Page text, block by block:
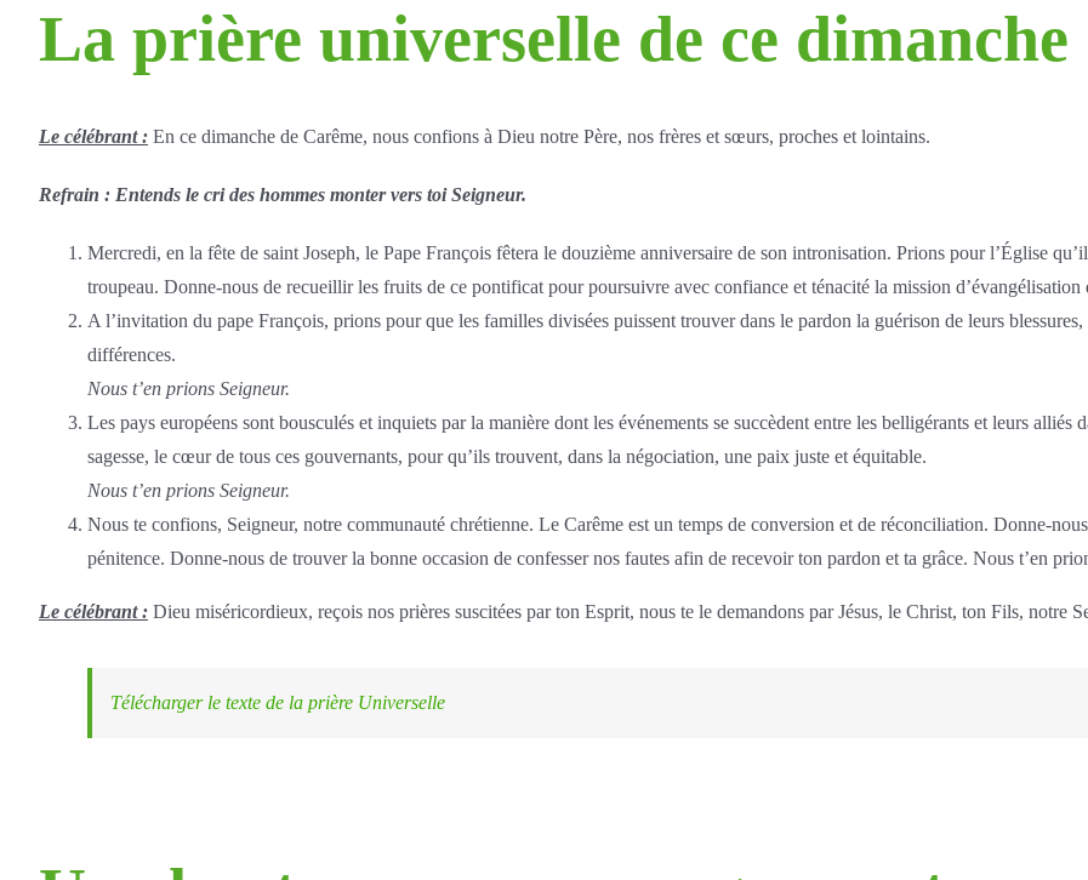
La prière universelle de ce dimanche
Le célébrant :En ce dimanche de Carême, nous confions à Dieu notre Père, nos frères et sœurs, proches et lointains.
Refrain : Entends le cri des hommes monter vers toi Seigneur.
Mercredi, en la fête de saint Joseph, le Pape François fêtera le douzième anniversaire de son intronisation. Prions pour l’Église
troupeau. Donne-nous de recueillir les fruits de ce pontificat pour poursuivre avec confiance et ténacité la mission d’évangélisation
A l’invitation du pape François, prions pour que les familles divisées puissent trouver dans le pardon la guérison de leurs
différences.
Nous t’en prions Seigneur.
Les pays européens sont bousculés et inquiets par la manière dont les événements se succèdent entre les belligérants et leurs
sagesse, le cœur de tous ces gouvernants, pour qu’ils trouvent, dans la négociation, une paix juste et équitable.
Nous t’en prions Seigneur.
Nous te confions, Seigneur, notre communauté chrétienne. Le Carême est un temps de conversion et de réconciliation. Donne-
pénitence. Donne-nous de trouver la bonne occasion de confesser nos fautes afin de recevoir ton pardon et ta grâce. Nous t’en
Le célébrant :Dieu miséricordieux, reçois nos prières suscitées par ton Esprit, nous te le demandons par Jésus, le Christ, ton Fils, notre
Télécharger le texte de la prière Universelle